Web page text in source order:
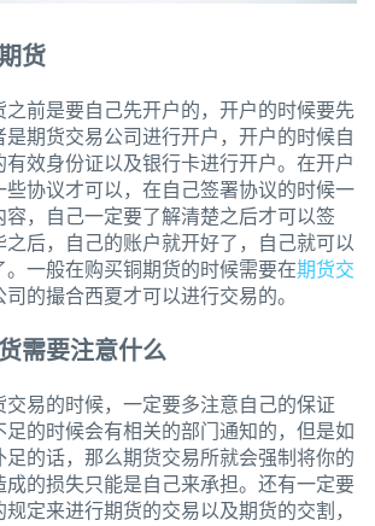
货
之前是要自己先开户的，开户的时候要先
期货交易公司进行开户，开户的时候自
有效身份证以及银行卡进行开户。在开户
些协议才可以，在自己签署协议的时候一
容，自己一定要了解清楚之后才可以签
之后，自己的账户就开好了，自己就可以
。一般在购买铜期货的时候需要在期货交
的撮合西夏才可以进行交易的。
需要注意什么
交易的时候，一定要多注意自己的保证
的时候会有相关的部门通知的，但是如
足的话，那么期货交易所就会强制将你的
成的损失只能是自己来承担。还有一定要
定来进行期货的交易以及期货的交割，